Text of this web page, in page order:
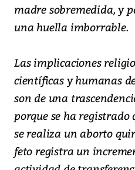
madre sobremedida, y
una huella imborrable.
Las implicaciones
científicas y humanas
son de una
porque se ha registrado
se realiza un aborto
feto registra un